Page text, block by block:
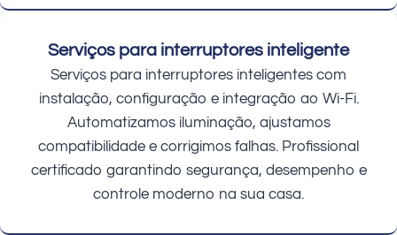
Serviços para interruptores inteligente
Serviços para interruptores inteligentes com
instalação, configuração e integração ao Wi-Fi.
Automatizamos iluminação, ajustamos
compatibilidade e corrigimos falhas. Profissional
certificado garantindo segurança, desempenho e
controle moderno na sua casa.